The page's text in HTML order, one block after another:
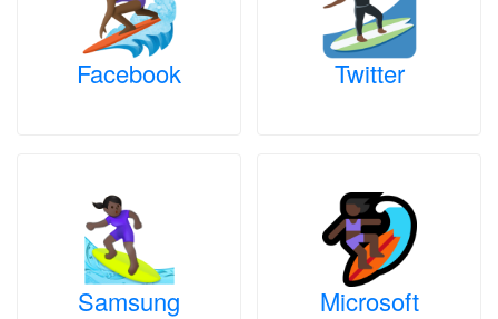
Facebook Twitter
Samsung Microsoft